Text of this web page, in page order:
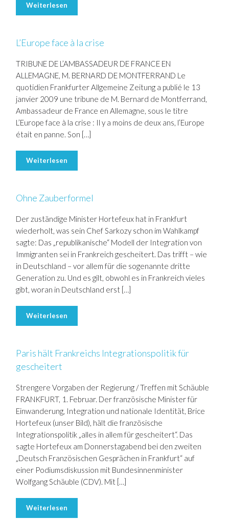
Weiterlesen
L’Europe face à la crise
TRIBUNE DE L’AMBASSADEUR DE FRANCE EN
ALLEMAGNE, M. BERNARD DE MONTFERRAND Le
quotidien Frankfurter Allgemeine Zeitung a publié le 13
janvier 2009 une tribune de M. Bernard de Montferrand,
Ambassadeur de France en Allemagne, sous le titre
L’Europe face à la crise : Il y a moins de deux ans, l’Europe
était en panne. Son […]
Weiterlesen
Ohne Zauberformel
Der zuständige Minister Hortefeux hat in Frankfurt
wiederholt, was sein Chef Sarkozy schon im Wahlkampf
sagte: Das „republikanische“ Modell der Integration von
Immigranten sei in Frankreich gescheitert. Das trifft – wie
in Deutschland – vor allem für die sogenannte dritte
Generation zu. Und es gilt, obwohl es in Frankreich vieles
gibt, woran in Deutschland erst […]
Weiterlesen
Paris hält Frankreichs Integrationspolitik für
gescheitert
Strengere Vorgaben der Regierung / Treffen mit Schäuble
FRANKFURT, 1. Februar. Der französische Minister für
Einwanderung, Integration und nationale Identität, Brice
Hortefeux (unser Bild), hält die französische
Integrationspolitik „alles in allem für gescheitert“. Das
sagte Hortefeux am Donnerstagabend bei den zweiten
„Deutsch Französischen Gesprächen in Frankfurt“ auf
einer Podiumsdiskussion mit Bundesinnenminister
Wolfgang Schäuble (CDV). Mit […]
Weiterlesen